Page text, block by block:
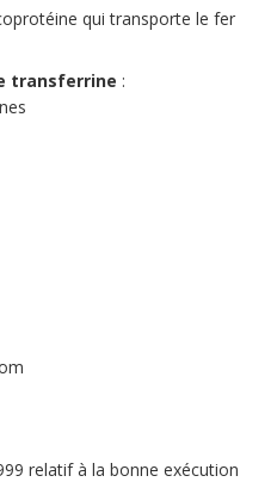
qui transporte le fer
transferrine :
relatif à la bonne exécution